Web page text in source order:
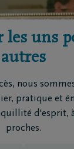
les uns
autres
nous
pratique et
d'esprit,
proches.